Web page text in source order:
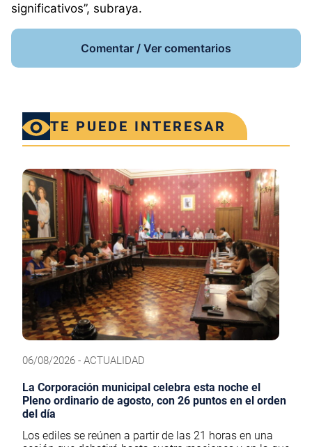
significativos”, subraya.
Comentar / Ver comentarios
TE PUEDE INTERESAR
06/08/2026 - ACTUALIDAD
La Corporación municipal celebra esta noche el
Pleno ordinario de agosto, con 26 puntos en el orden
del día
Los ediles se reúnen a partir de las 21 horas en una